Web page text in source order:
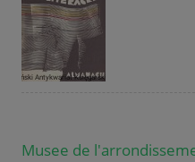
Musee de